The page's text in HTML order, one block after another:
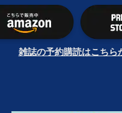
雑誌の予約購読はこちら